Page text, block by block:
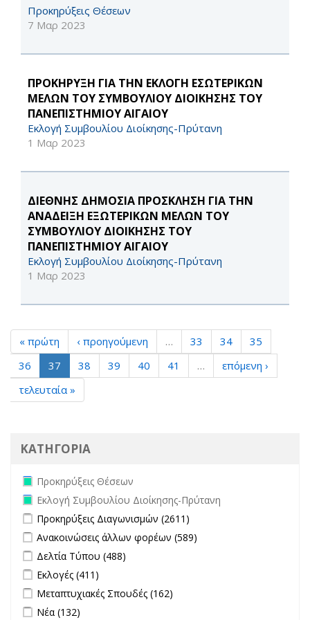
Προκηρύξεις Θέσεων
7 Μαρ 2023
ΠΡΟΚΗΡΥΞΗ ΓΙΑ ΤΗΝ ΕΚΛΟΓΗ ΕΣΩΤΕΡΙΚΩΝ
ΜΕΛΩΝ ΤΟΥ ΣΥΜΒΟΥΛΙΟΥ ΔΙΟΙΚΗΣΗΣ ΤΟΥ
ΠΑΝΕΠΙΣΤΗΜΙΟΥ ΑΙΓΑΙΟΥ
Εκλογή Συμβουλίου Διοίκησης-Πρύτανη
1 Μαρ 2023
ΔΙΕΘΝΗΣ ΔΗΜΟΣΙΑ ΠΡΟΣΚΛΗΣΗ ΓΙΑ ΤΗΝ
ΑΝΑΔΕΙΞΗ ΕΞΩΤΕΡΙΚΩΝ ΜΕΛΩΝ ΤΟΥ
ΣΥΜΒΟΥΛΙΟΥ ΔΙΟΙΚΗΣΗΣ ΤΟΥ
ΠΑΝΕΠΙΣΤΗΜΙΟΥ ΑΙΓΑΙΟΥ
Εκλογή Συμβουλίου Διοίκησης-Πρύτανη
1 Μαρ 2023
« πρώτη ‹ προηγούμενη … 33 34
35
36
37 38 39 40 41 …
επόμενη ›
τελευταία »
ΚΑΤΗΓΟΡΙΑ
Remove Προκηρύξεις Θέσεων filter
Προκηρύξεις Θέσεων
Remove Εκλογή Συμβουλίου Διοίκησης-Πρύτανη filter
Εκλογή Συμβουλίου Διοίκησης-Πρύτανη
Apply Προκηρύξεις Διαγωνισμών filter
Προκηρύξεις Διαγωνισμών (2611)
Apply Ανακοινώσεις άλλων φορέων filter
Ανακοινώσεις άλλων φορέων (589)
Apply Δελτία Τύπου filter
Δελτία Τύπου (488)
Apply Εκλογές filter
Εκλογές (411)
Apply Μεταπτυχιακές Σπουδές filter
Μεταπτυχιακές Σπουδές (162)
Apply Νέα filter
Νέα (132)